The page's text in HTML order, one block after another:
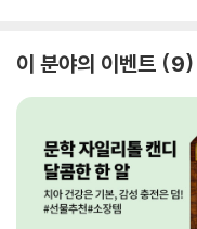
이 분야의 이벤트 9